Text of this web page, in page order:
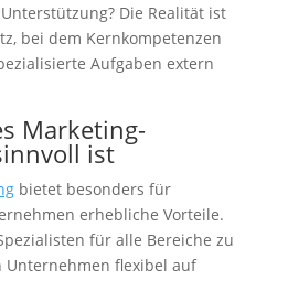
Die Realität ist
bei dem Kernkompetenzen
Aufgaben extern
Marketing-
ist
bietet besonders für
erhebliche Vorteile.
für alle Bereiche zu
Unternehmen flexibel auf